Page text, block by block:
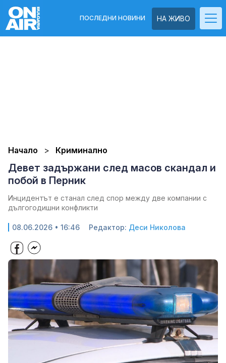
НА ЖИВО
ПОСЛЕДНИ НОВИНИ
Начало Криминално
Девет задържани след масов скандал и
побой в Перник
Инцидентът е станал след спор между две компании с
дългогодишни конфликти
08.06.2026 • 16:46 Редактор: Деси Николова